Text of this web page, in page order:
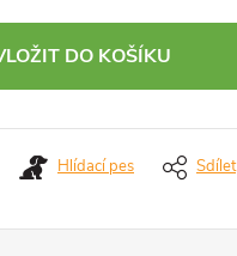
DO KOŠÍKU
Hlídací pes Sdílet